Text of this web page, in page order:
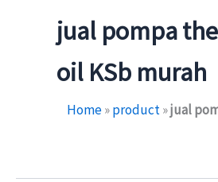
jual pompa
oil KSb murah
Home»product»jual